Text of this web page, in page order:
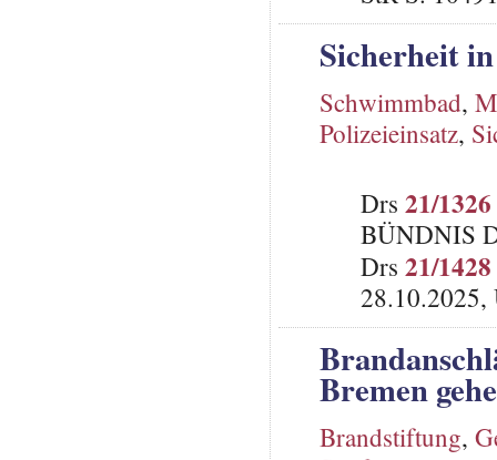
Sicherheit
Schwimmbad,
Polizeieinsatz,
Drs 21/1326
BÜNDNIS
Drs 21/1428
28.10.2025,
Bremen
Brandstiftung,